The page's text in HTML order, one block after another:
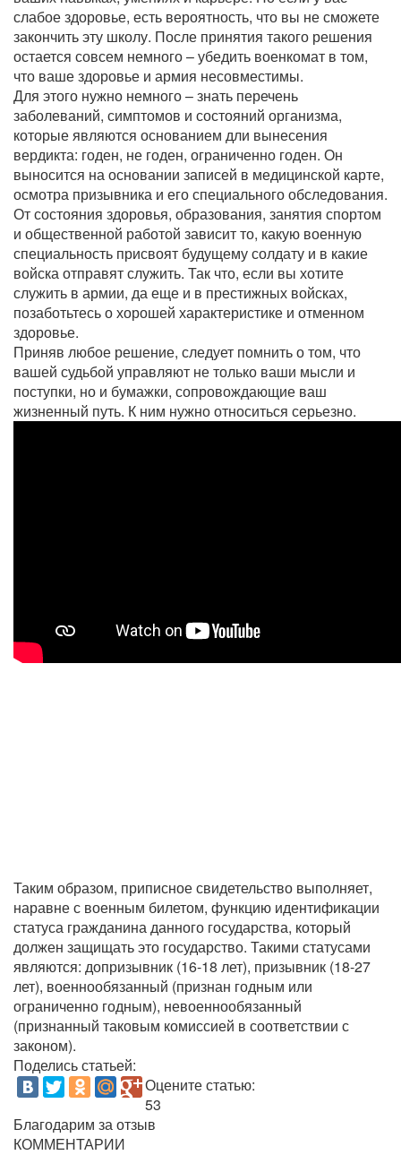
слабое здоровье, есть вероятность, что вы не сможете
закончить эту школу. После принятия такого решения
остается совсем немного – убедить военкомат в том,
что ваше здоровье и армия несовместимы.
Для этого нужно немного – знать перечень
заболеваний, симптомов и состояний организма,
которые являются основанием дли вынесения
вердикта: годен, не годен, ограниченно годен. Он
выносится на основании записей в медицинской карте,
осмотра призывника и его специального обследования.
От состояния здоровья, образования, занятия спортом
и общественной работой зависит то, какую военную
специальность присвоят будущему солдату и в какие
войска отправят служить. Так что, если вы хотите
служить в армии, да еще и в престижных войсках,
позаботьтесь о хорошей характеристике и отменном
здоровье.
Приняв любое решение, следует помнить о том, что
вашей судьбой управляют не только ваши мысли и
поступки, но и бумажки, сопровождающие ваш
жизненный путь. К ним нужно относиться серьезно.
Таким образом, приписное свидетельство выполняет,
наравне с военным билетом, функцию идентификации
статуса гражданина данного государства, который
должен защищать это государство. Такими статусами
являются: допризывник (16-18 лет), призывник (18-27
лет), военнообязанный (признан годным или
ограниченно годным), невоеннообязанный
(признанный таковым комиссией в соответствии с
законом).
Поделись статьей:
Оцените статью:
53
Благодарим за отзыв
КОММЕНТАРИИ